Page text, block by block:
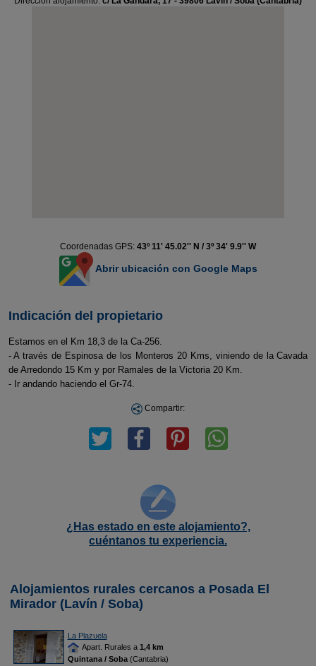
Coordenadas GPS: 43º 11' 45.02'' N / 3º 34' 9.9'' W
Abrir ubicación con Google Maps
Indicación del propietario
Estamos en el Km 18,3 de la Ca-256.
- A través de Espinosa de los Monteros 20 Kms, viniendo de la Cavada
de Arredondo 15 Km y por Ramales de la Victoria 20 Km.
- Ir andando haciendo el Gr-74.
Compartir:
¿Has estado en este alojamiento?,
cuéntanos tu experiencia.
Alojamientos rurales cercanos a Posada El
Mirador (Lavín / Soba)
La Plazuela
Apart. Rurales a 1,4 km
Quintana / Soba(Cantabria)